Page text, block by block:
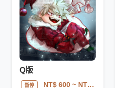
Q版
暫停 NT$ 600~ NT$ 850